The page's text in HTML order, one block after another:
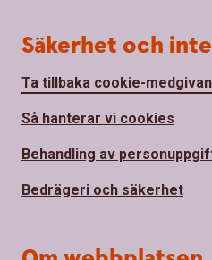
Säkerhet och
Ta tillbaka cookie-
Så hanterar vi cookies
Behandling av
Bedrägeri och säkerhet